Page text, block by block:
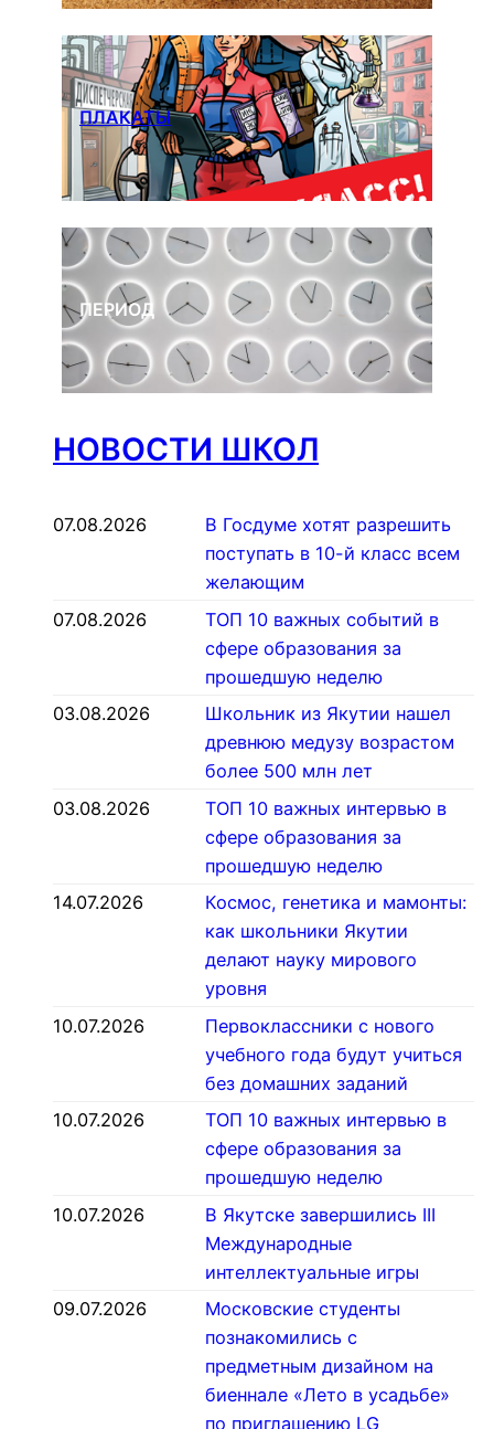
ПЛАКАТЫ
ПЕРИОД
НОВОСТИ ШКОЛ
07.08.2026
В Госдуме хотят разрешить
поступать в 10-й класс всем
желающим
07.08.2026
ТОП 10 важных событий в
сфере образования за
прошедшую неделю
03.08.2026
Школьник из Якутии нашел
древнюю медузу возрастом
более 500 млн лет
03.08.2026
ТОП 10 важных интервью в
сфере образования за
прошедшую неделю
14.07.2026
Космос, генетика и мамонты:
как школьники Якутии
делают науку мирового
уровня
10.07.2026
Первоклассники с нового
учебного года будут учиться
без домашних заданий
10.07.2026
ТОП 10 важных интервью в
сфере образования за
прошедшую неделю
10.07.2026
В Якутске завершились III
Международные
интеллектуальные игры
09.07.2026
Московские студенты
познакомились с
предметным дизайном на
биеннале «Лето в усадьбе»
по приглашению LG